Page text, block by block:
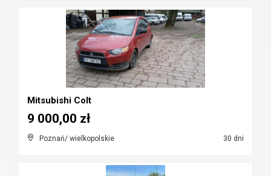
Mitsubishi Colt
Poznań/ wielkopolskie 30 dni
9 000,00 zł